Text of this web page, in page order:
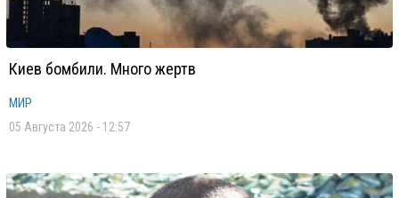
Киев бомбили. Много жертв
МИР
05 Августа 2026 - 12:57